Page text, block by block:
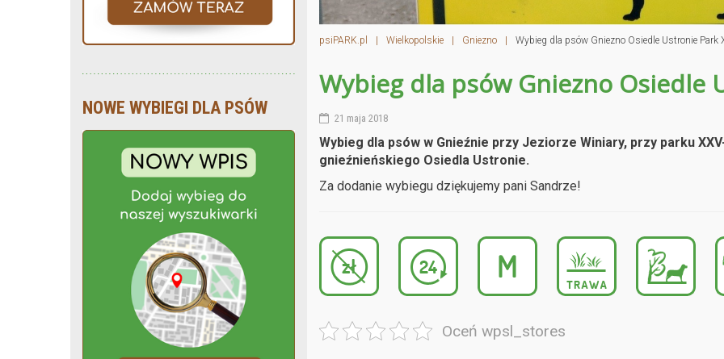
NOWE WYBIEGI DLA PSÓW
psiPARK.pl | Wielkopolskie | Gniezno | Wybieg dla psów Gniezno Osiedle Ustronie Park
Wybieg dla psów Gniezno Osiedle
21 maja 2018
Wybieg dla psów w Gnieźnie przy Jeziorze Winiary, przy parku
gnieźnieńskiego Osiedla Ustronie.
Za dodanie wybiegu dziękujemy pani Sandrze!
Oceń wpsl_stores